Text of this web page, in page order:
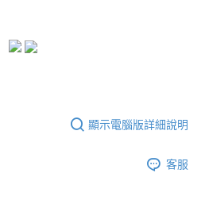
顯示電腦版詳細說明
客服